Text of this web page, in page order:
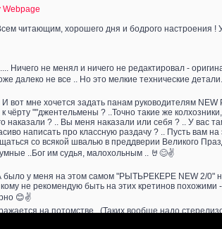
Webpage
читающим, хорошего дня и бодрого настроения !
Ничего не менял и ничего не редактировал -
далеко не все .. Но это мелкие технические
И вот мне хочется задать панам руководителям
чёрту ""джентельмены ? ..Точно такие же
наказали ? .. Вы меня наказали или себя ? .. У вас
написать про классную раздачу ? .. Пусть вам
со всякой швалью в преддверии Великого
..Бог им судья, малохольным .. 🤘😊✌️
было у меня на этом самом "РЫТЬРЕКЕРЕ NEW 2/0"
не рекомендую быть на этих кретинов похожими
😊✌️
на потомстве ..(Таких вообще надо